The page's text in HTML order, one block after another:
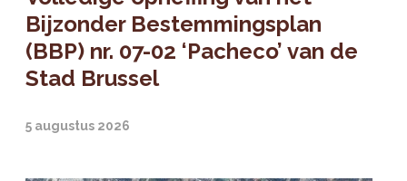
Bijzonder Bestemmingsplan
(BBP) nr. 07-02 ‘Pacheco’ van de
Stad Brussel
5 augustus 2026